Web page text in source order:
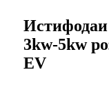
3kw-5kw
EV